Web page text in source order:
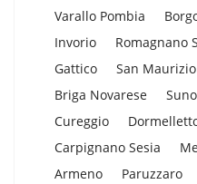
Varallo Pombia
Invorio
Romagnano
Gattico
San
Briga Novarese
Suno
Cureggio
Carpignano Sesia
Armeno
Paruzzaro